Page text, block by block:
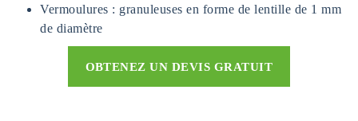
Vermoulures : granuleuses en forme de lentille de 1 mm
de diamètre
OBTENEZ UN DEVIS GRATUIT